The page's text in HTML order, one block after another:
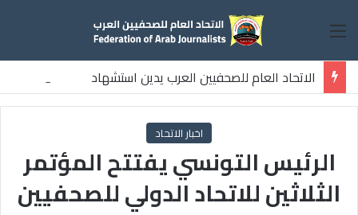
القائمة
الاتحاد العام للصحفيين العرب يدين استشهاد
ثلاثة صحفيين فلسطينيين باستهداف إسرائيلي وسط قطاع غزة
اخبار الاتحاد
الرئيس التونسي يفتتح المؤتمر
الثلاثين للاتحاد الدولي للصحفيين